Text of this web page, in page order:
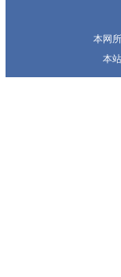
本网
本